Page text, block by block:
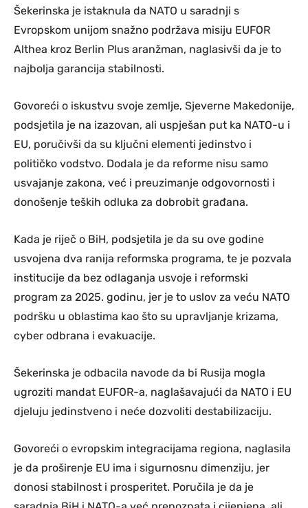
Šekerinska je istaknula da NATO u saradnji s
Evropskom unijom snažno podržava misiju EUFOR
Althea kroz Berlin Plus aranžman, naglasivši da je to
najbolja garancija stabilnosti.
Govoreći o iskustvu svoje zemlje, Sjeverne Makedonije,
podsjetila je na izazovan, ali uspješan put ka NATO-u i
EU, poručivši da su ključni elementi jedinstvo i
političko vodstvo. Dodala je da reforme nisu samo
usvajanje zakona, već i preuzimanje odgovornosti i
donošenje teških odluka za dobrobit građana.
Kada je riječ o BiH, podsjetila je da su ove godine
usvojena dva ranija reformska programa, te je pozvala
institucije da bez odlaganja usvoje i reformski
program za 2025. godinu, jer je to uslov za veću NATO
podršku u oblastima kao što su upravljanje krizama,
cyber odbrana i evakuacije.
Šekerinska je odbacila navode da bi Rusija mogla
ugroziti mandat EUFOR-a, naglašavajući da NATO i EU
djeluju jedinstveno i neće dozvoliti destabilizaciju.
Govoreći o evropskim integracijama regiona, naglasila
je da proširenje EU ima i sigurnosnu dimenziju, jer
donosi stabilnost i prosperitet. Poručila je da je